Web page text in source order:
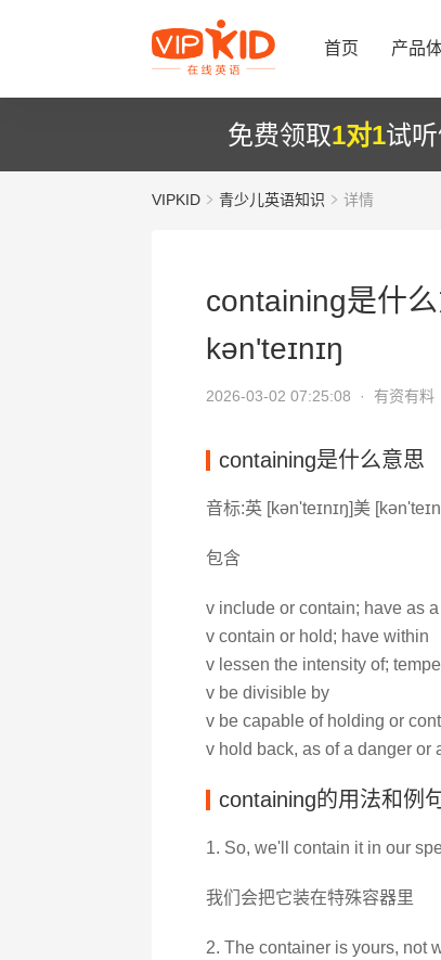
首页 产品
免费领取1对1试
VIPKID 青少儿英语知识 详情
containing是什
kən'teɪnɪŋ
2026-03-02 07:25:08 · 有资有料
containing是什么意思
音标:英 [kən'teɪnɪŋ]美
包含
v include or contain; have as
v contain or hold; have within
v lessen the intensity of;
v be divisible by
v be capable of holding or
v hold back, as of a danger or
containing的用法和例句
1. So, we'll contain it in our
我们会把它装在特殊容器里
2. The container is yours, not